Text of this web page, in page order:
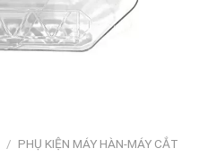
/ PHỤ KIỆN MÁY HÀN-MÁY CẮT